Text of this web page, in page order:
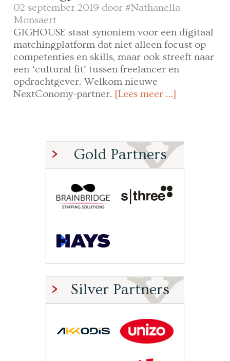
02 september 2019 door #Nathanella
Monsaert
GIGHOUSE staat synoniem voor een digitaal
matchingplatform dat niet alleen focust op
competenties en skills, maar ook streeft naar
een ‘cultural fit’ tussen freelancer en
opdrachtgever. Welkom nieuwe
NextConomy-partner. [Lees meer …]
Gold Partners
Silver Partners